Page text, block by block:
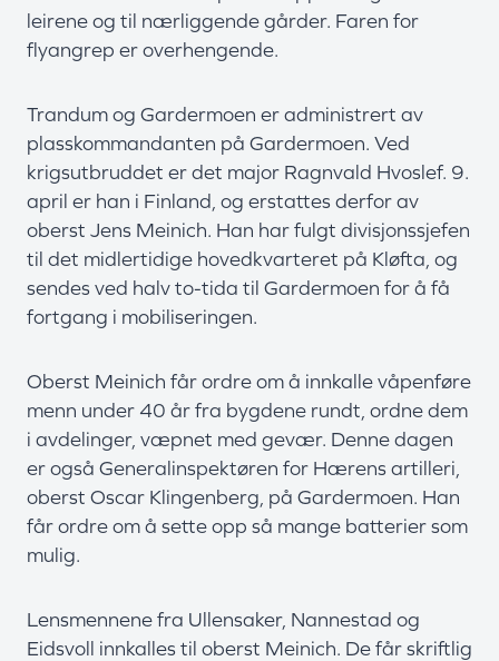
leirene og til nærliggende gårder. Faren for
flyangrep er overhengende.
Trandum og Gardermoen er administrert av
plasskommandanten på Gardermoen. Ved
krigsutbruddet er det major Ragnvald Hvoslef. 9.
april er han i Finland, og erstattes derfor av
oberst Jens Meinich. Han har fulgt divisjonssjefen
til det midlertidige hovedkvarteret på Kløfta, og
sendes ved halv to-tida til Gardermoen for å få
fortgang i mobiliseringen.
Oberst Meinich får ordre om å innkalle våpenføre
menn under 40 år fra bygdene rundt, ordne dem
i avdelinger, væpnet med gevær. Denne dagen
er også Generalinspektøren for Hærens artilleri,
oberst Oscar Klingenberg, på Gardermoen. Han
får ordre om å sette opp så mange batterier som
mulig.
Lensmennene fra Ullensaker, Nannestad og
Eidsvoll innkalles til oberst Meinich. De får skriftlig